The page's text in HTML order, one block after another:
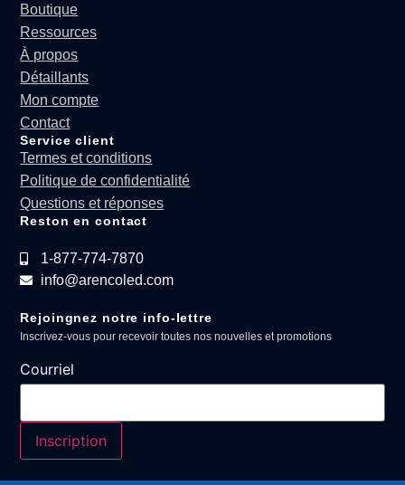
Boutique
Ressources
À propos
Détaillants
Mon compte
Contact
Service client
Termes et conditions
Politique de confidentialité
Questions et réponses
Reston en contact
1-877-774-7870
info@arencoled.com
Rejoingnez notre info-lettre
Inscrivez-vous pour recevoir toutes nos nouvelles et promotions
Courriel